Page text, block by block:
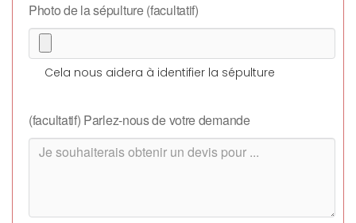
Photo de la sépulture (facultatif)
Cela nous aidera à identifier la sépulture
(facultatif) Parlez-nous de votre demande